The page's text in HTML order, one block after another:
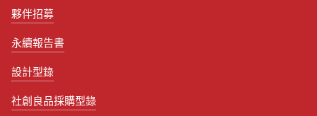
夥伴招募
永續報告書
設計型錄
社創良品採購型錄